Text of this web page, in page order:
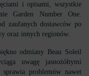
i opisami, wszystkie
Garden Number One.
zaufanych dostawców po
oraz innych regionów.
odmiany Beau Soleil
uwagę jasnożółtymi
problemów nawet